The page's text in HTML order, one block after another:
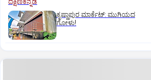
ಕೃಷ್ಣಾಪುರ ಮಾರ್ಕೆಟ್‌: ಮುಗಿಯದ
ಗೋಳು!